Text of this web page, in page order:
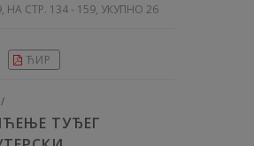
НА СТР. 134 - 159, УКУПНО 26
ЋИР
ТУЂЕГ